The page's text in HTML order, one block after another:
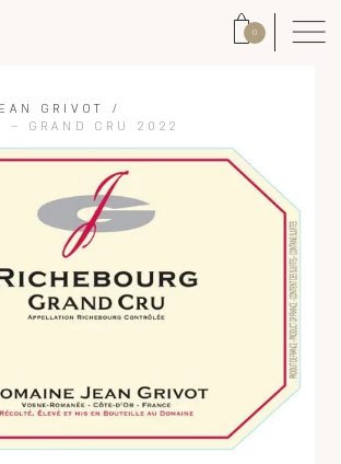
0
GRIVOT
/
– GRAND CRU 2022